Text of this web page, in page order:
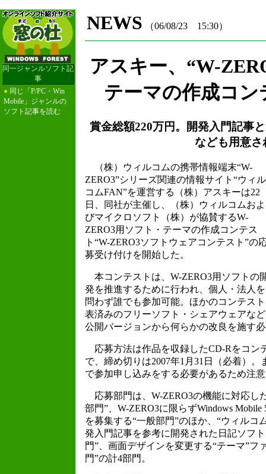
同一ジャンルソフト記
事
● 同じ「P/PC・Win
Mobile」ジャンルの
ソフト記事を読む
NEWS （06/08/23 15:30）
アスキー、“W-
テーマの作成コ
賞金総額220万円。開発入門記事
なども用意さ
（株）ウィルコムの携帯情報端末“W-
ZERO3”シリーズ関連の情報サイト“ウィル
コムFAN”を運営する（株）アスキーは22
日、同社が主催し、（株）ウィルコムおよ
びマイクロソフト（株）が協賛するW-
ZERO3用ソフト・テーマの作成コンテス
ト“W-ZERO3ソフトウェアコンテスト”の
募受け付けを開始した。
本コンテストは、W-ZERO3用ソフトの
発を推進するために行われ、個人・法人を
問わず誰でも参加可能。ほかのコンテス
表済みのフリーソフト・シェアウェアな
公開バージョンから何らかの改良を施す
応募方法は作品を収録したCD-Rをコン
で、締め切りは2007年1月31日（必着）
で参加申し込みをする必要があるため注
応募部門は、W-ZERO3の機能に対応し
部門”、W-ZERO3に限らずWindows
を募集する“一般部門”のほか、“ウィルコ
発入門記事を参考に開発された日記ソフ
門”、画面デザインを変更する“テーマ”フ
門”の計4部門。